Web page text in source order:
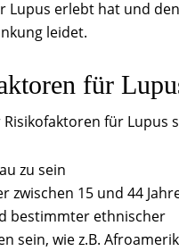
Lupus erlebt hat und
leidet.
für
Risikofaktoren für Lupus
zu sein
zwischen 15 und 44
bestimmter ethnischer
sein, wie z.B.